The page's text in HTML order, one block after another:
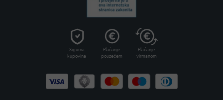
Sigurna
kupovina
Plaćanje
pouzećem
Plaćanje
virmanom